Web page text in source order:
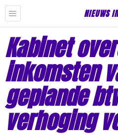
NIEUWS
Kabinet
inkomsten
geplande
verhoging